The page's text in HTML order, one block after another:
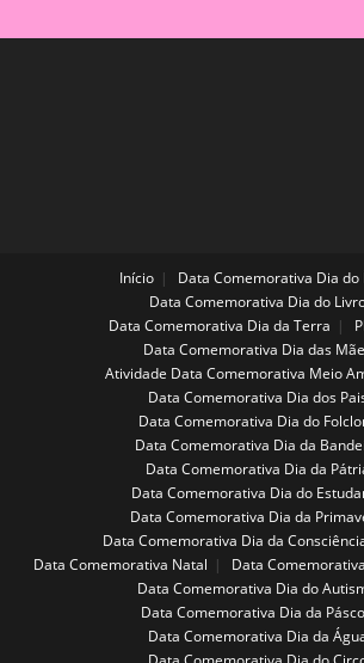
Início
Data Comemorativa Dia do
Data Comemorativa Dia do
Data Comemorativa Dia da Terra
Data Comemorativa Dia das
Atividade Data Comemorativa Meio
Data Comemorativa Dia dos
Data Comemorativa Dia do
Data Comemorativa Dia da
Data Comemorativa Dia da
Data Comemorativa Dia do
Data Comemorativa Dia da
Data Comemorativa Dia da
Data Comemorativa Natal
Data
Data Comemorativa Dia do
Data Comemorativa Dia da
Data Comemorativa Dia da